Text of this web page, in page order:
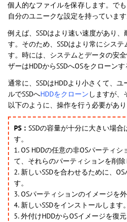
個人的なファイルを保存します。で
自分のユニークな設定を持っています
例えば、SSDはより速い速度があり
す。そのため、SSDはより常にシス
す。時には、システムとデータの安
ザーはHDDからSSDへOSをクローンす
通常に、SSDはHDDより小さくて、
ルでSSDへHDDをクローン しますが、
以下のように、操作を行う必要があり
PS： SSDの容量が十分に大きい場
す。
1. OS HDDの任意の非OSパーティ
て、それらのパーティションを削除
2. 新しいSSDを合わせるために、
す。
3. OSパーティションのイメージを
4. 新しいSSDをインストールします。
5. 外付けHDDからOSイメージを復元